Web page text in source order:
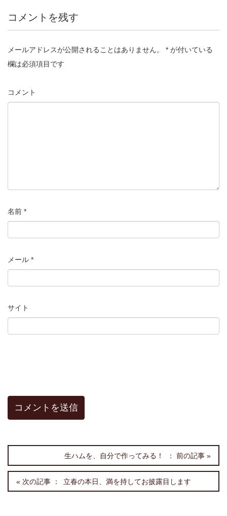
コメントを残す
メールアドレスが公開されることはありません。 * が付いている
欄は必須項目です
コメント
名前 *
メール *
サイト
生ハムを、自分で作ってみる！
立春の本日、満を持してお披露目します